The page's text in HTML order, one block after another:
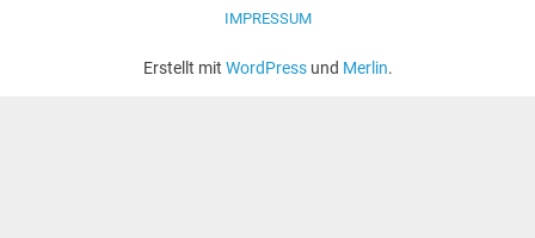
IMPRESSUM
Erstellt mit WordPressund Merlin.